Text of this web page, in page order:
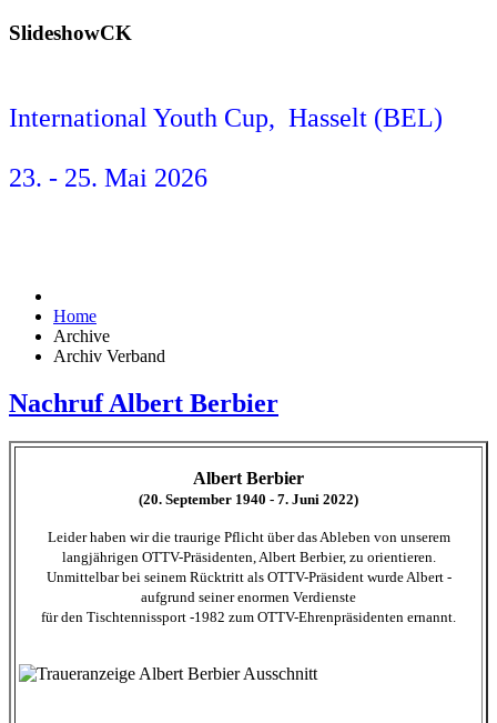
SlideshowCK
International Youth Cup, Hasselt (BEL)
23. - 25. Mai 2026
Home
Archive
Archiv Verband
Nachruf Albert Berbier
Albert Berbier
(20. September 1940 - 7. Juni 2022)
Leider haben wir die traurige Pflicht über das Ableben von unserem
langjährigen OTTV-Präsidenten, Albert Berbier, zu orientieren.
Unmittelbar bei seinem Rücktritt als OTTV-Präsident wurde Albert -
aufgrund seiner enormen Verdienste
für den Tischtennissport -1982 zum OTTV-Ehrenpräsidenten ernannt.